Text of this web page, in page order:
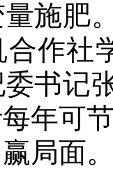
施肥
合作社
书记
年可
局面